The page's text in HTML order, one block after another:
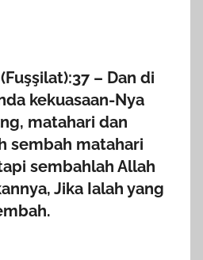
– Dan di
kekuasaan-Nya
matahari dan
sembah matahari
sembahlah Allah
Jika Ialah yang